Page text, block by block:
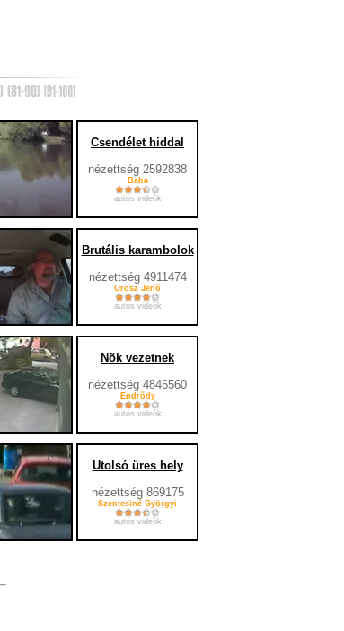
Csendélet hiddal
nézettség 2592838
Baba
autós videók
Brutális karambolok
nézettség 4911474
Orosz Jenõ
autós videók
Nõk vezetnek
nézettség 4846560
Endrõdy
autós videók
Utolsó üres hely
nézettség 869175
Szentesiné Györgyi
autós videók